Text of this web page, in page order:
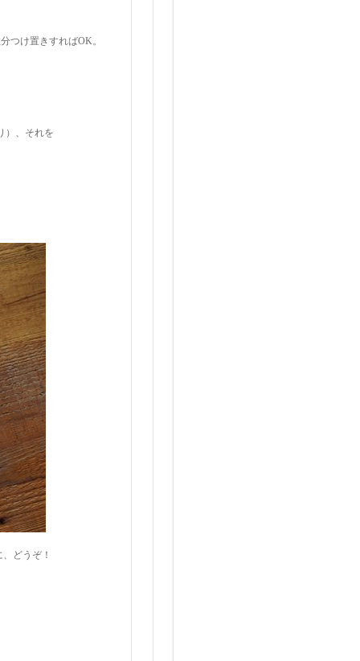
つけ置きすればOK。
）、それを
どうぞ！